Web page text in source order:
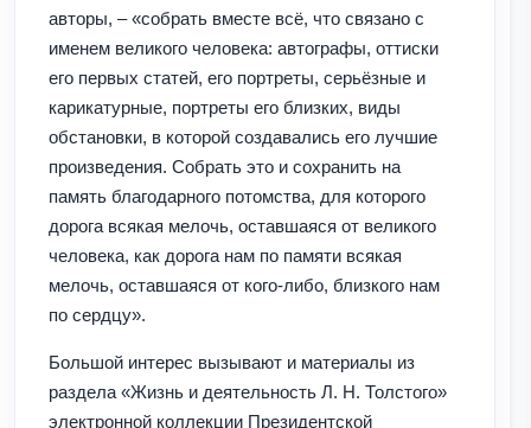
авторы, – «собрать вместе всё, что связано с
именем великого человека: автографы, оттиски
его первых статей, его портреты, серьёзные и
карикатурные, портреты его близких, виды
обстановки, в которой создавались его лучшие
произведения. Собрать это и сохранить на
память благодарного потомства, для которого
дорога всякая мелочь, оставшаяся от великого
человека, как дорога нам по памяти всякая
мелочь, оставшаяся от кого-либо, близкого нам
по сердцу».
Большой интерес вызывают и материалы из
раздела «Жизнь и деятельность Л. Н. Толстого»
электронной коллекции Президентской